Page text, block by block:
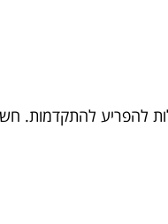
להפריע להתקדמות.